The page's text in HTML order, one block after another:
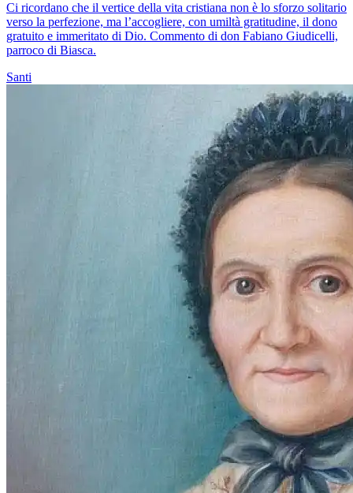
Ci ricordano che il vertice della vita cristiana non è lo sforzo solitario
verso la perfezione, ma l’accogliere, con umiltà gratitudine, il dono
gratuito e immeritato di Dio. Commento di don Fabiano Giudicelli,
parroco di Biasca.
Santi